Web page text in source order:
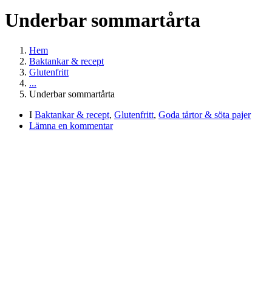
Underbar sommartårta
Hem
Baktankar & recept
Glutenfritt
...
Underbar sommartårta
I Baktankar & recept, Glutenfritt, Goda tårtor & söta pajer
Lämna en kommentar